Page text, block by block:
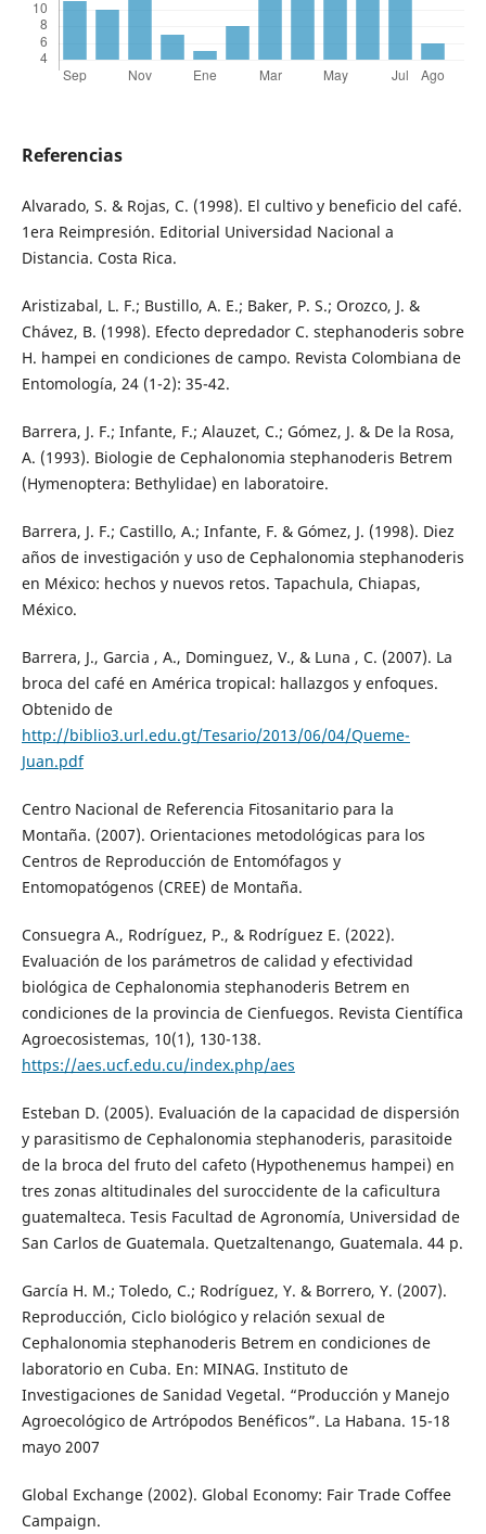
Referencias
Alvarado, S. & Rojas, C. (1998). El cultivo y beneficio del café.
1era Reimpresión. Editorial Universidad Nacional a
Distancia. Costa Rica.
Aristizabal, L. F.; Bustillo, A. E.; Baker, P. S.; Orozco, J. &
Chávez, B. (1998). Efecto depredador C. stephanoderis sobre
H. hampei en condiciones de campo. Revista Colombiana de
Entomología, 24 (1-2): 35-42.
Barrera, J. F.; Infante, F.; Alauzet, C.; Gómez, J. & De la Rosa,
A. (1993). Biologie de Cephalonomia stephanoderis Betrem
(Hymenoptera: Bethylidae) en laboratoire.
Barrera, J. F.; Castillo, A.; Infante, F. & Gómez, J. (1998). Diez
años de investigación y uso de Cephalonomia stephanoderis
en México: hechos y nuevos retos. Tapachula, Chiapas,
México.
Barrera, J., Garcia , A., Dominguez, V., & Luna , C. (2007). La
broca del café en América tropical: hallazgos y enfoques.
Obtenido de
http://biblio3.url.edu.gt/Tesario/2013/06/04/Queme-
Juan.pdf
Centro Nacional de Referencia Fitosanitario para la
Montaña. (2007). Orientaciones metodológicas para los
Centros de Reproducción de Entomófagos y
Entomopatógenos (CREE) de Montaña.
Consuegra A., Rodríguez, P., & Rodríguez E. (2022).
Evaluación de los parámetros de calidad y efectividad
biológica de Cephalonomia stephanoderis Betrem en
condiciones de la provincia de Cienfuegos. Revista Científica
Agroecosistemas, 10(1), 130-138.
https://aes.ucf.edu.cu/index.php/aes
Esteban D. (2005). Evaluación de la capacidad de dispersión
y parasitismo de Cephalonomia stephanoderis, parasitoide
de la broca del fruto del cafeto (Hypothenemus hampei) en
tres zonas altitudinales del suroccidente de la caficultura
guatemalteca. Tesis Facultad de Agronomía, Universidad de
San Carlos de Guatemala. Quetzaltenango, Guatemala. 44 p.
García H. M.; Toledo, C.; Rodríguez, Y. & Borrero, Y. (2007).
Reproducción, Ciclo biológico y relación sexual de
Cephalonomia stephanoderis Betrem en condiciones de
laboratorio en Cuba. En: MINAG. Instituto de
Investigaciones de Sanidad Vegetal. “Producción y Manejo
Agroecológico de Artrópodos Benéficos”. La Habana. 15-18
mayo 2007
Global Exchange (2002). Global Economy: Fair Trade Coffee
Campaign.